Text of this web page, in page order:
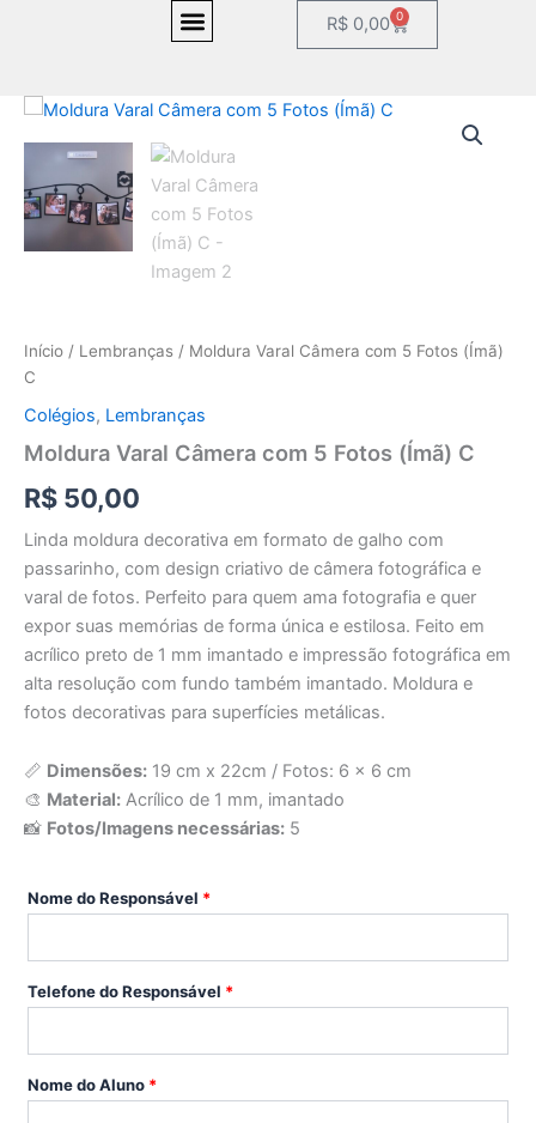
conteúdo
R$ 0,00 0
Carrinho
Início / Lembranças / Moldura Varal Câmera com 5 Fotos (Ímã)
C
Colégios, Lembranças
Moldura Varal Câmera com 5 Fotos (Ímã) C
R$ 50,00
Linda moldura decorativa em formato de galho com
passarinho, com design criativo de câmera fotográfica e
varal de fotos. Perfeito para quem ama fotografia e quer
expor suas memórias de forma única e estilosa. Feito em
acrílico preto de 1 mm imantado e impressão fotográfica em
alta resolução com fundo também imantado. Moldura e
fotos decorativas para superfícies metálicas.
📏 Dimensões: 19 cm x 22cm / Fotos: 6 x 6 cm
🎨 Material: Acrílico de 1 mm, imantado
📸 Fotos/Imagens necessárias: 5
Nome do Responsável *
Telefone do Responsável *
Nome do Aluno *
Moldura
Câmera
5
Fotos
(Ímã)